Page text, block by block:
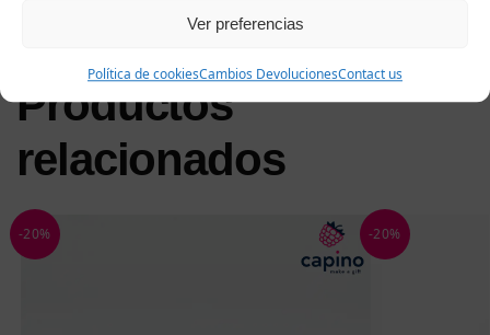
Ver preferencias
Política de cookiesCambios DevolucionesContact us
Productos
relacionados
-20% -20%